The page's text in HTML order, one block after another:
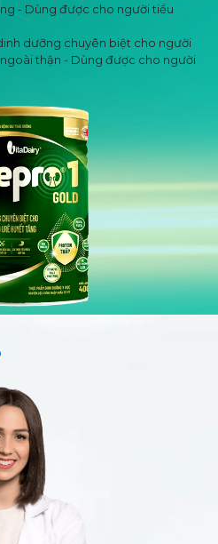
- Dùng được cho người tiểu
dưỡng chuyên biệt cho người
thận - Dùng được cho người